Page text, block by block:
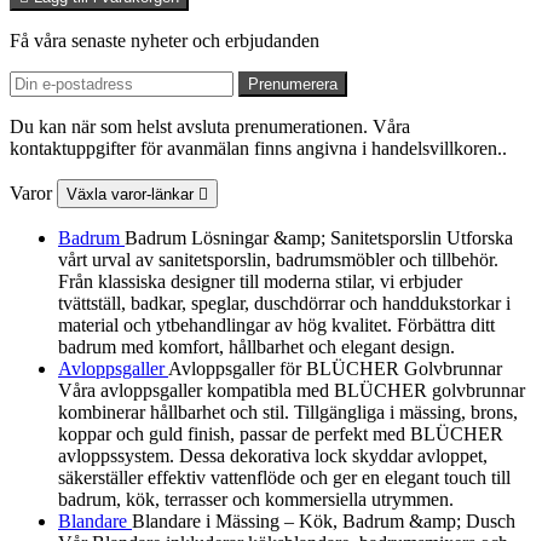
Få våra senaste nyheter och erbjudanden
Du kan när som helst avsluta prenumerationen. Våra
kontaktuppgifter för avanmälan finns angivna i handelsvillkoren..
Varor Växla varor-länkar 
Badrum Badrum Lösningar &amp; Sanitetsporslin Utforska
vårt urval av sanitetsporslin, badrumsmöbler och tillbehör.
Från klassiska designer till moderna stilar, vi erbjuder
tvättställ, badkar, speglar, duschdörrar och handdukstorkar i
material och ytbehandlingar av hög kvalitet. Förbättra ditt
badrum med komfort, hållbarhet och elegant design.
AvloppsgallerAvloppsgaller för BLÜCHER Golvbrunnar
Våra avloppsgaller kompatibla med BLÜCHER golvbrunnar
kombinerar hållbarhet och stil. Tillgängliga i mässing, brons,
koppar och guld finish, passar de perfekt med BLÜCHER
avloppssystem. Dessa dekorativa lock skyddar avloppet,
säkerställer effektiv vattenflöde och ger en elegant touch till
badrum, kök, terrasser och kommersiella utrymmen.
Blandare Blandare i Mässing – Kök, Badrum &amp; Dusch